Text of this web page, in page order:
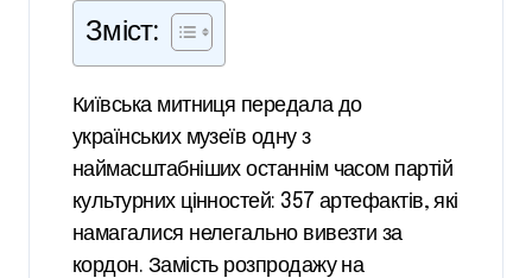
Зміст:
Київська митниця передала до
українських музеїв одну з
наймасштабніших останнім часом партій
культурних цінностей: 357 артефактів, які
намагалися нелегально вивезти за
кордон. Замість розпродажу на